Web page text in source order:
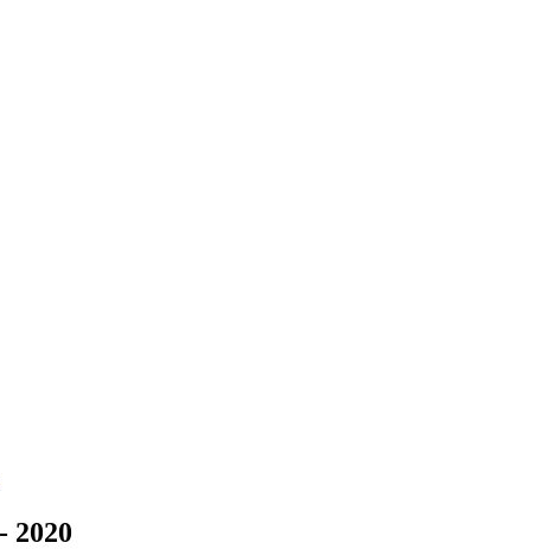
2020